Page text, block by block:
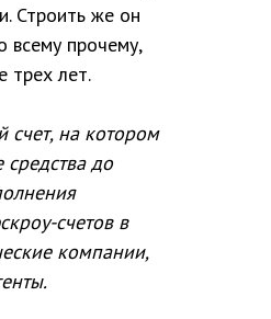
Строить же он
всему прочему,
трех лет.
счет, на котором
до
счетов в
компании,